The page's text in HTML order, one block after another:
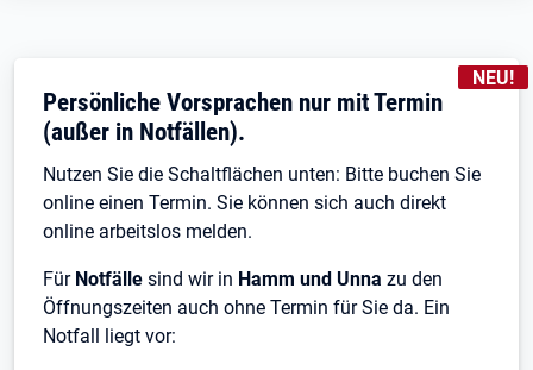
NEU!
Persönliche Vorsprachen nur mit Termin
(außer in Notfällen).
Nutzen Sie die Schaltflächen unten: Bitte buchen Sie
online einen Termin. Sie können sich auch direkt
online arbeitslos melden.
Für Notfälle sind wir in Hamm und Unna zu den
Öffnungszeiten auch ohne Termin für Sie da. Ein
Notfall liegt vor: